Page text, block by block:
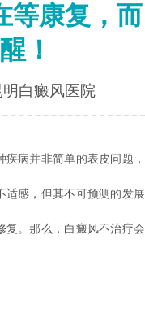
等康复，而
！
白癜风医院
病并非简单的表皮问题，
适感，但其不可预测的发展
复。那么，白癜风不治疗会